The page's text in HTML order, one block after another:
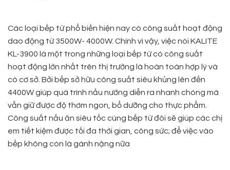
Các loại bếp từ phổ biến hiện nay có công suất hoạt động
dao động từ 3500W- 4000W. Chính vì vậy, việc nói KALITE
KL-3900 là một trong những loại bếp từ có công suất
hoạt động lớn nhất trên thị trường là hoàn toàn hợp lý và
có cơ sở. Bởi bếp sở hữu công suất siêu khủng lên đến
4400W giúp quá trình nấu nướng diễn ra nhanh chóng mà
vẫn giữ được độ thơm ngon, bổ dưỡng cho thực phẩm.
Công suất nấu ăn siêu tốc cùng bếp từ đôi sẽ giúp các chị
em tiết kiệm được tối đa thời gian, công sức; để việc vào
bếp không còn là gánh nặng nữa